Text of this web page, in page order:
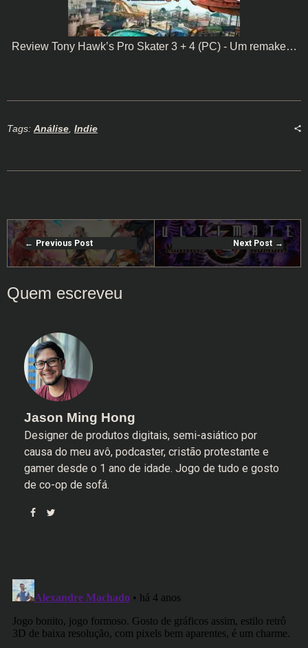
Review Tony Hawk’s Pro Skater 3 + 4 (PC) - Um remake…
Tags: Análise, Indie
Previous Post Next Post
Jason Ming Hong
Designer de produtos digitais, semi-asiático por
causa do meu avô, podcaster, cristão protestante e
gamer desde o 1 ano de idade. Jogo de tudo e gosto
de co-op de sofá.